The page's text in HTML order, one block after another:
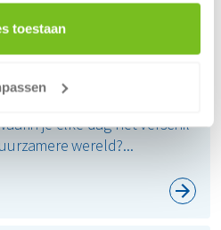
toestaan
je elke dag het verschil
wereld?...